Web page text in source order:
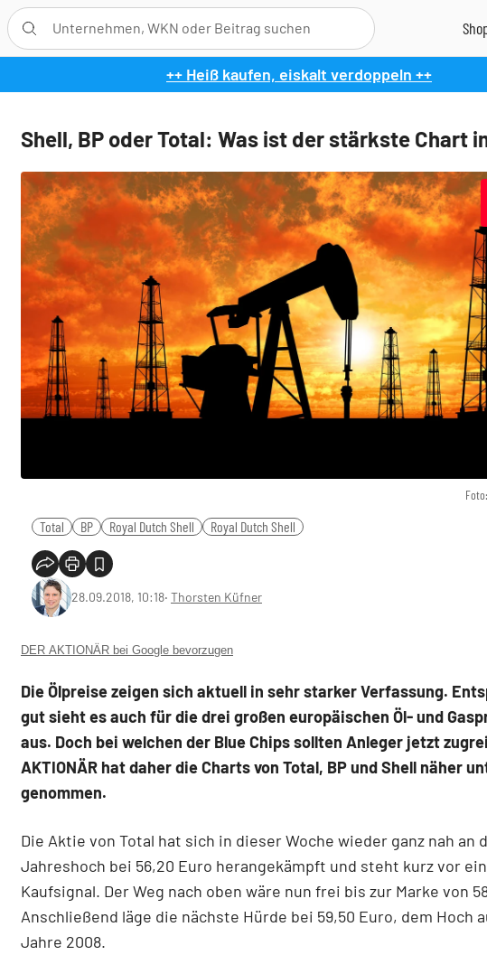
++ Heiß kaufen, eiskalt verdoppeln ++
Shell, BP oder Total: Was ist der stärkste Chart
Total BP Royal Dutch Shell Royal Dutch Shell
28.09.2018, 10:18‧ Thorsten Küfner
DER AKTIONÄR bei Google bevorzugen
Die Ölpreise zeigen sich aktuell in sehr starker Verfassung.
gut sieht es auch für die drei großen europäischen Öl- und
aus. Doch bei welchen der Blue Chips sollten Anleger jetzt
AKTIONÄR hat daher die Charts von Total, BP und Shell näher
genommen.
Die Aktie von Total hat sich in dieser Woche wieder ganz nah an
Jahreshoch bei 56,20 Euro herangekämpft und steht kurz vor
Kaufsignal. Der Weg nach oben wäre nun frei bis zur Marke von
Anschließend läge die nächste Hürde bei 59,50 Euro, dem Hoch
Jahre 2008.